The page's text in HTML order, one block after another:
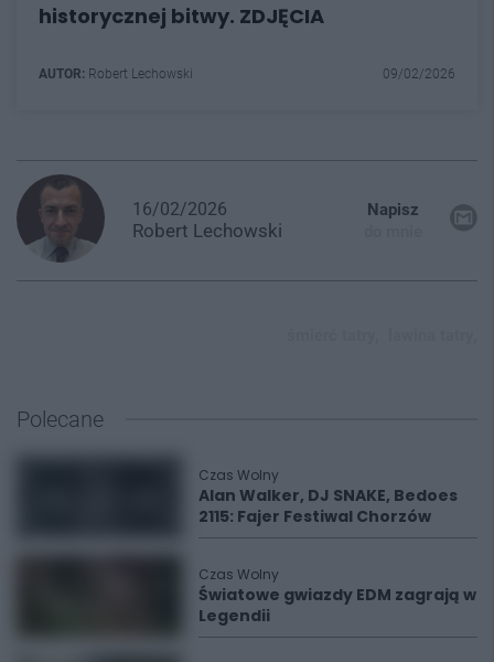
historycznej bitwy. ZDJĘCIA
AUTOR: Robert Lechowski 09/02/2026
16/02/2026
Robert Lechowski
Napisz
Polecane
Czas Wolny
Alan Walker, DJ SNAKE, Bedoes
2115: Fajer Festiwal Chorzów
Czas Wolny
Światowe gwiazdy EDM zagrają w
Legendii